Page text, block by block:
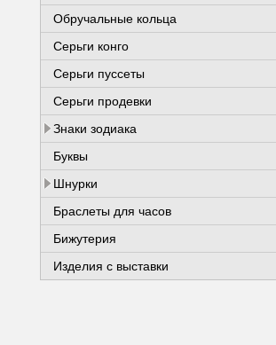
Обручальные кольца
Серьги конго
Серьги пуссеты
Серьги продевки
Знаки зодиака
Буквы
Шнурки
Браслеты для часов
Бижутерия
Изделия с выставки